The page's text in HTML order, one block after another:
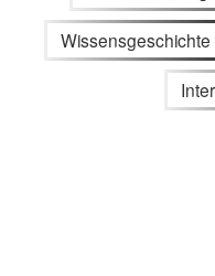
Wissensgeschichte